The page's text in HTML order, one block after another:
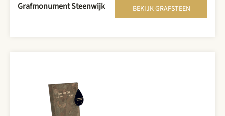
Grafmonument Steenwijk BEKIJK GRAFSTEEN